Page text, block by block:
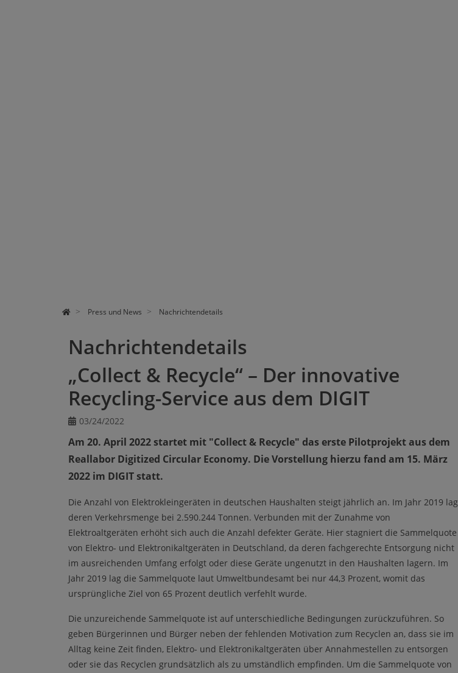
Press und News Nachrichtendetails
Nachrichtendetails
„Collect & Recycle“ – Der innovative
Recycling-Service aus dem DIGIT
03/24/2022
Am 20. April 2022 startet mit "Collect & Recycle" das erste Pilotprojekt aus dem
Reallabor Digitized Circular Economy. Die Vorstellung hierzu fand am 15. März
2022 im DIGIT statt.
Die Anzahl von Elektrokleingeräten in deutschen Haushalten steigt jährlich an. Im Jahr 2019 lag
deren Verkehrsmenge bei 2.590.244 Tonnen. Verbunden mit der Zunahme von
Elektroaltgeräten erhöht sich auch die Anzahl defekter Geräte. Hier stagniert die Sammelquote
von Elektro- und Elektronikaltgeräten in Deutschland, da deren fachgerechte Entsorgung nicht
im ausreichenden Umfang erfolgt oder diese Geräte ungenutzt in den Haushalten lagern. Im
Jahr 2019 lag die Sammelquote laut Umweltbundesamt bei nur 44,3 Prozent, womit das
ursprüngliche Ziel von 65 Prozent deutlich verfehlt wurde.
Die unzureichende Sammelquote ist auf unterschiedliche Bedingungen zurückzuführen. So
geben Bürgerinnen und Bürger neben der fehlenden Motivation zum Recyclen an, dass sie im
Alltag keine Zeit finden, Elektro- und Elektronikaltgeräten über Annahmestellen zu entsorgen
oder sie das Recyclen grundsätzlich als zu umständlich empfinden. Um die Sammelquote von